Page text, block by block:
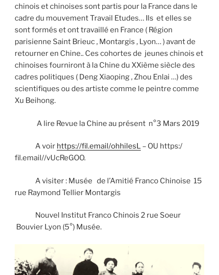
chinois et chinoises sont partis pour la France dans le
cadre du mouvement Travail Etudes… Ils et elles se
sont formés et ont travaillé en France ( Région
parisienne Saint Brieuc , Montargis , Lyon… ) avant de
retourner en Chine.. Ces cohortes de jeunes chinois et
chinoises fourniront à la Chine du XXième siècle des
cadres politiques ( Deng Xiaoping , Zhou Enlai …) des
scientifiques ou des artiste comme le peintre comme
Xu Beihong.
A lire Revue la Chine au présent n°3 Mars 2019
A voir https://fil.email/ohhilesL – OU https:/
fil.email//vUcReGOO.
A visiter : Musée de l’Amitié Franco Chinoise 15
rue Raymond Tellier Montargis
Nouvel Institut Franco Chinois 2 rue Soeur
Bouvier Lyon (5°) Musée.